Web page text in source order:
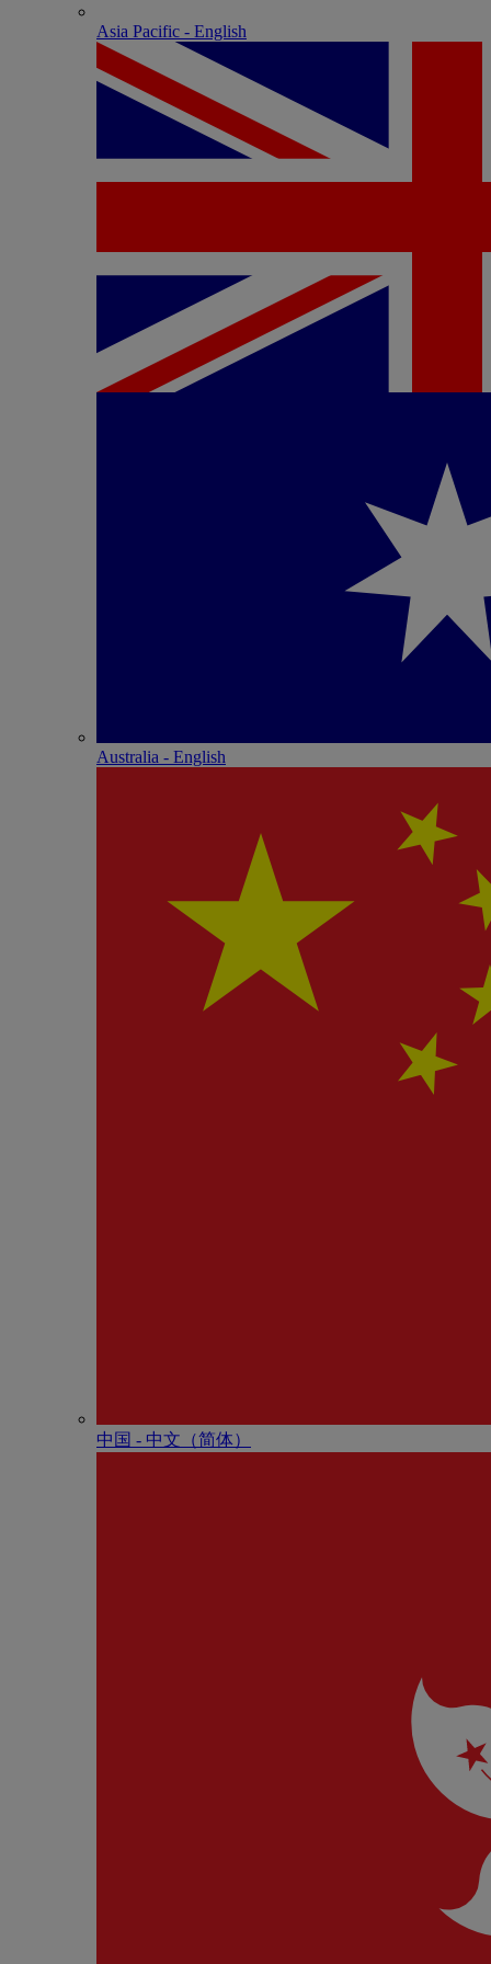
Asia Pacific - English
Australia - English
中国 - 中⽂（简体）